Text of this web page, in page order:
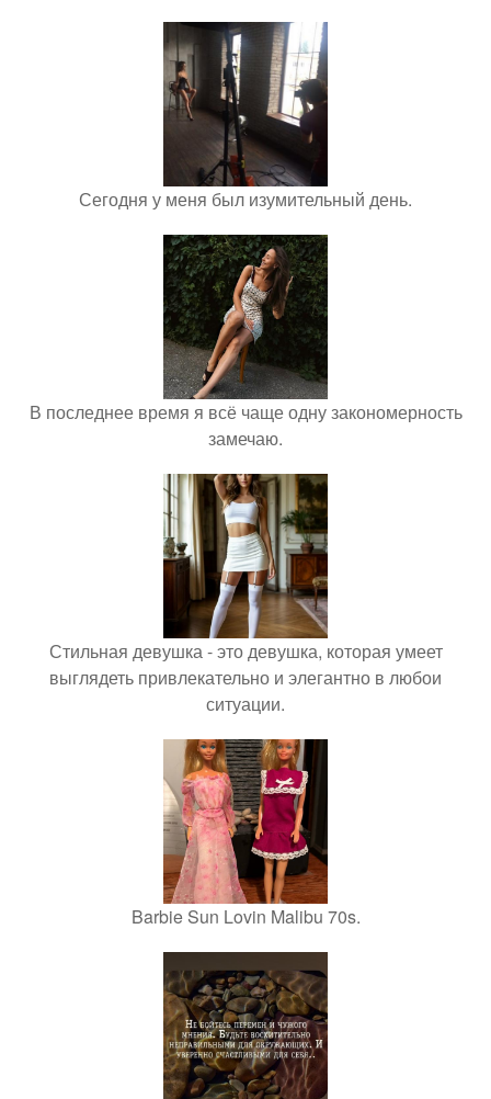
Сегодня у меня был изумительный день.
В последнее время я всё чаще одну закономерность
замечаю.
Стильная девушка - это девушка, которая умеет
выглядеть привлекательно и элегантно в любои
ситуации.
Barbie Sun Lovin Malibu 70s.